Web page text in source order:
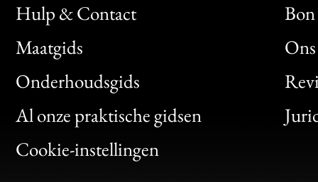
Hulp & Contact
Maatgids
Onderhoudsgids
Al onze praktische gidsen
Cookie-instellingen
Bon
Clic